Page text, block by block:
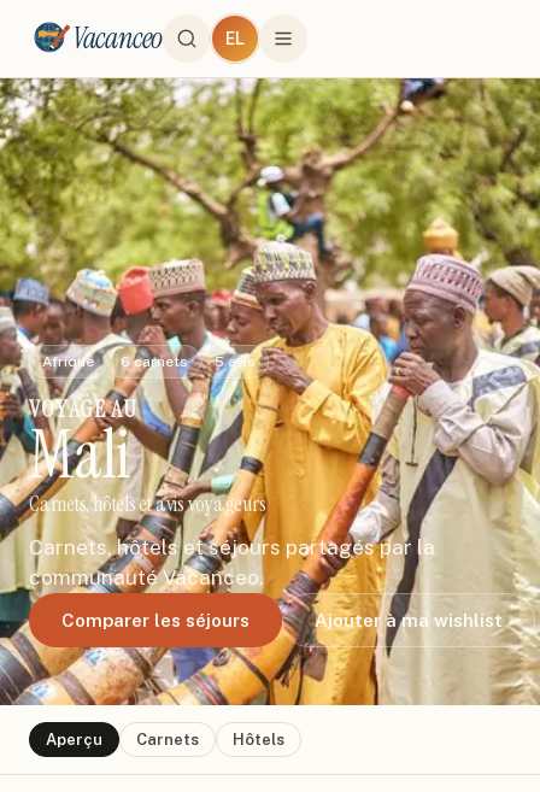
Vacanceo EL
Afrique 6 carnets 5avis
VOYAGEAU
Mali
Carnets, hôtels et avis voyageurs
Carnets, hôtels et séjours partagés par la
communauté Vacanceo.
Comparer les séjours Ajouter à ma wishlist
Aperçu Carnets Hôtels